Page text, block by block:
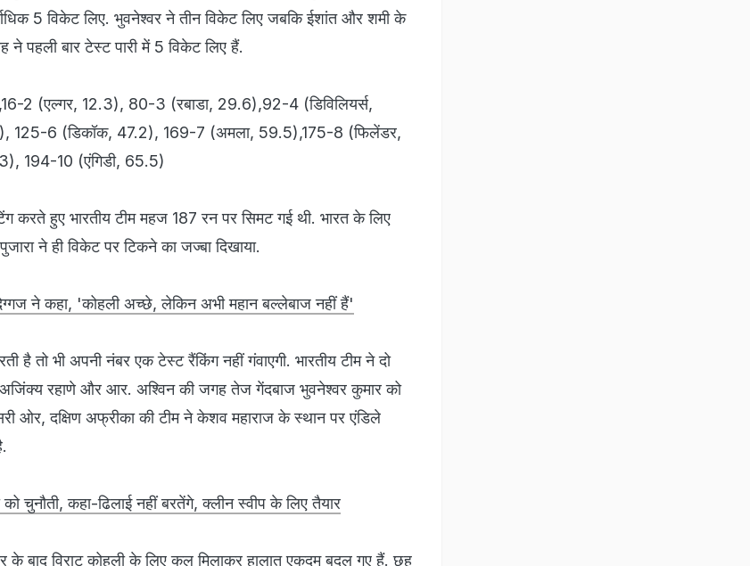
5 विकेट लिए. भुवनेश्‍वर ने तीन विकेट लिए जबकि ईशांत और शमी के
पहली बार टेस्‍ट पारी में 5 विकेट लिए हैं.
2 (एल्‍गर, 12.3), 80-3 (रबाडा, 29.6),92-4 (डिविलियर्स,
125-6 (डिकॉक, 47.2), 169-7 (अमला, 59.5),175-8 (फिलेंडर,
194-10 (एंगिडी, 65.5)
करते हुए भारतीय टीम महज 187 रन पर सिमट गई थी. भारत के लिए
ने ही विकेट पर टिकने का जज्‍बा दिखाया.
ने कहा, 'कोहली अच्‍छे, लेकिन अभी महान बल्‍लेबाज नहीं हैं'
है तो भी अपनी नंबर एक टेस्ट रैंकिंग नहीं गंवाएगी. भारतीय टीम ने दो
अजिंक्‍य रहाणे और आर. अश्विन की जगह तेज गेंदबाज भुवनेश्‍वर कुमार को
ओर, दक्षिण अफ्रीका की टीम ने केशव महाराज के स्‍थान पर एंडिले
चुनौती, कहा-ढिलाई नहीं बरतेंगे, क्‍लीन स्‍वीप के लिए तैयार
के बाद विराट कोहली के लिए कुल मिलाकर हालात एकदम बदल गए हैं. छह